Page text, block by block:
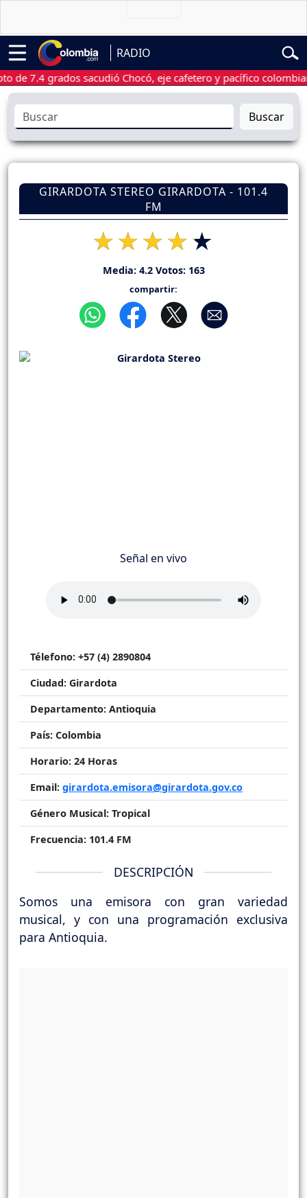
RADIO
grados sacudió Chocó, eje cafetero y pacífico colombiano
Buscar
GIRARDOTA STEREO GIRARDOTA - 101.4
FM
Media: 4.2Votos: 163
compartir:
Señal en vivo
Télefono: +57 (4) 2890804
Ciudad: Girardota
Departamento: Antioquia
País: Colombia
Horario: 24 Horas
Email: girardota.emisora@girardota.gov.co
Género Musical: Tropical
Frecuencia: 101.4 FM
DESCRIPCIÓN
Somos una emisora con gran variedad
musical, y con una programación exclusiva
para Antioquia.